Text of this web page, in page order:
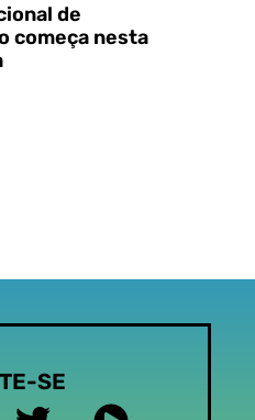
de
começa nesta
SE